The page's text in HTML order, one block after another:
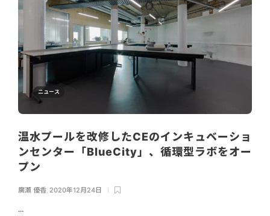
ニュース
温水プールを改修したCEのインキュベーショ
ンセンター「BlueCity」、循環型ラボをオー
プン
廣瀬 優香 2020年12月24日
...